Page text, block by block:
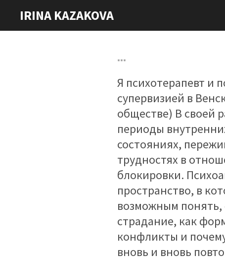
Hauptinhalt
IRINA KAZAKOVA
***
Я психотерапевт и
супервизией в
обществе) В своей
периоды
состояниях,
трудностях в
блокировки.
пространство, в
возможным понять,
страдание, как
конфликты и
вновь и вновь